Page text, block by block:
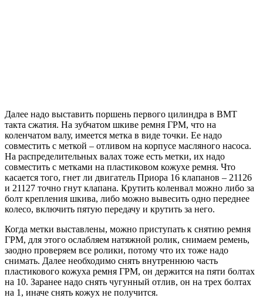
Далее надо выставить поршень первого цилиндра в ВМТ
такта сжатия. На зубчатом шкиве ремня ГРМ, что на
коленчатом валу, имеется метка в виде точки. Ее надо
совместить с меткой – отливом на корпусе масляного насоса.
На распределительных валах тоже есть метки, их надо
совместить с метками на пластиковом кожухе ремня. Что
касается того, гнет ли двигатель Приора 16 клапанов – 21126
и 21127 точно гнут клапана. Крутить коленвал можно либо за
болт крепления шкива, либо можно вывесить одно переднее
колесо, включить пятую передачу и крутить за него.
Когда метки выставлены, можно приступать к снятию ремня
ГРМ, для этого ослабляем натяжной ролик, снимаем ремень,
заодно проверяем все ролики, потому что их тоже надо
снимать. Далее необходимо снять внутреннюю часть
пластикового кожуха ремня ГРМ, он держится на пяти болтах
на 10. Заранее надо снять чугунный отлив, он на трех болтах
на 1, иначе снять кожух не получится.